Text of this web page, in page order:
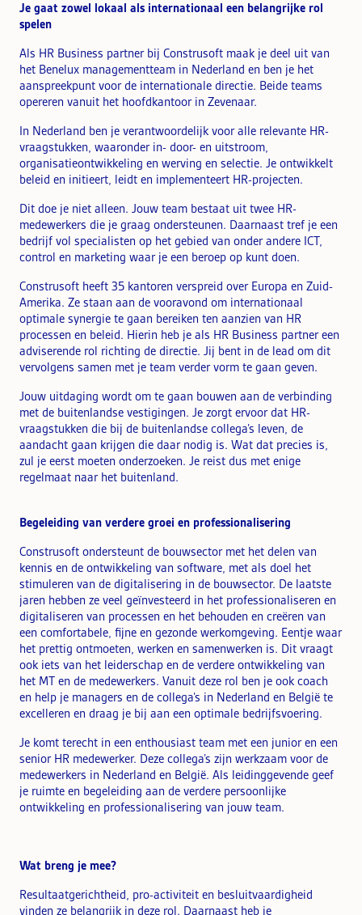
Je gaat zowel lokaal als internationaal een belangrijke rol
spelen
Als HR Business partner bij Construsoft maak je deel uit van
het Benelux managementteam in Nederland en ben je het
aanspreekpunt voor de internationale directie. Beide teams
opereren vanuit het hoofdkantoor in Zevenaar.
In Nederland ben je verantwoordelijk voor alle relevante HR-
vraagstukken, waaronder in- door- en uitstroom,
organisatieontwikkeling en werving en selectie. Je ontwikkelt
beleid en initieert, leidt en implementeert HR-projecten.
Dit doe je niet alleen. Jouw team bestaat uit twee HR-
medewerkers die je graag ondersteunen. Daarnaast tref je een
bedrijf vol specialisten op het gebied van onder andere ICT,
control en marketing waar je een beroep op kunt doen.
Construsoft heeft 35 kantoren verspreid over Europa en Zuid-
Amerika. Ze staan aan de vooravond om internationaal
optimale synergie te gaan bereiken ten aanzien van HR
processen en beleid. Hierin heb je als HR Business partner een
adviserende rol richting de directie. Jij bent in de lead om dit
vervolgens samen met je team verder vorm te gaan geven.
Jouw uitdaging wordt om te gaan bouwen aan de verbinding
met de buitenlandse vestigingen. Je zorgt ervoor dat HR-
vraagstukken die bij de buitenlandse collega’s leven, de
aandacht gaan krijgen die daar nodig is. Wat dat precies is,
zul je eerst moeten onderzoeken. Je reist dus met enige
regelmaat naar het buitenland.
Begeleiding van verdere groei en professionalisering
Construsoft ondersteunt de bouwsector met het delen van
kennis en de ontwikkeling van software, met als doel het
stimuleren van de digitalisering in de bouwsector. De laatste
jaren hebben ze veel geïnvesteerd in het professionaliseren en
digitaliseren van processen en het behouden en creëren van
een comfortabele, fijne en gezonde werkomgeving. Eentje waar
het prettig ontmoeten, werken en samenwerken is. Dit vraagt
ook iets van het leiderschap en de verdere ontwikkeling van
het MT en de medewerkers. Vanuit deze rol ben je ook coach
en help je managers en de collega’s in Nederland en België te
excelleren en draag je bij aan een optimale bedrijfsvoering.
Je komt terecht in een enthousiast team met een junior en een
senior HR medewerker. Deze collega’s zijn werkzaam voor de
medewerkers in Nederland en België. Als leidinggevende geef
je ruimte en begeleiding aan de verdere persoonlijke
ontwikkeling en professionalisering van jouw team.
Wat breng je mee?
Resultaatgerichtheid, pro-activiteit en besluitvaardigheid
vinden ze belangrijk in deze rol. Daarnaast heb je